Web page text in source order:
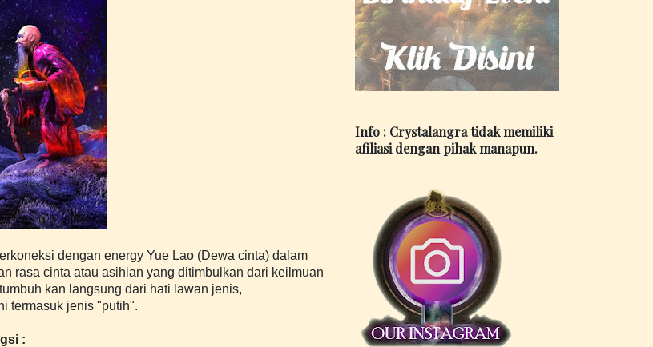
dengan energy Yue Lao (Dewa cinta) dalam
rasa cinta atau asihian yang ditimbulkan dari keilmuan
kan langsung dari hati lawan jenis,
termasuk jenis "putih".
:
Info : Crystalangra tidak memiliki
afiliasi dengan pihak manapun.